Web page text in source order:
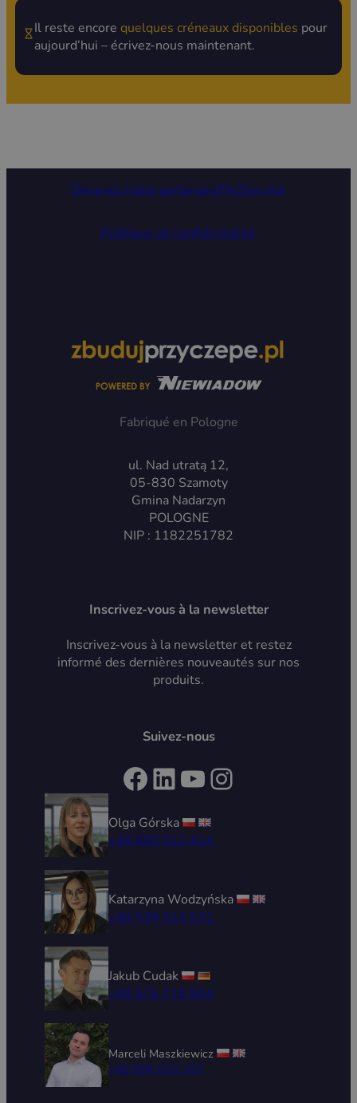
Il reste encorequelques créneaux disponibles pour
aujourd’hui – écrivez-nous maintenant.
Devenez notre partenaireFAQService
Politique de confidentialité
Fabriqué en Pologne
ul. Nad utratą 12,
05-830 Szamoty
Gmina Nadarzyn
POLOGNE
NIP : 1182251782
Inscrivez-vous à la newsletter
Inscrivez-vous à la newsletter et restez
informé des dernières nouveautés sur nos
produits.
Suivez-nous
Facebook LinkedIn YouTube Instagram
Olga Górska
+48 690 512 414
Katarzyna Wodzyńska
+48 539 314 031
Jakub Cudak
+48 576 715 894
Marceli Maszkiewicz
+48 696 029 167